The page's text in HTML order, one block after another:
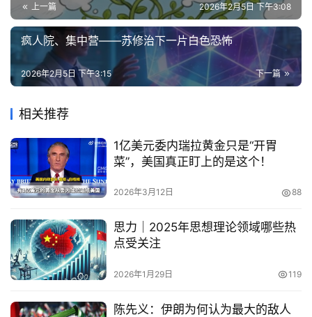
上一篇 2026年2月5日 下午3:08
疯人院、集中营——苏修治下一片白色恐怖
下一篇
2026年2月5日 下午3:15
相关推荐
1亿美元委内瑞拉黄金只是“开胃
菜”，美国真正盯上的是这个！
2026年3月12日 88
思力｜2025年思想理论领域哪些热
点受关注
2026年1月29日 119
陈先义：伊朗为何认为最大的敌人